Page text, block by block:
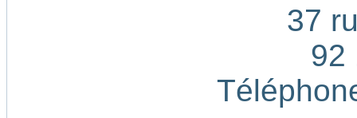
37
92